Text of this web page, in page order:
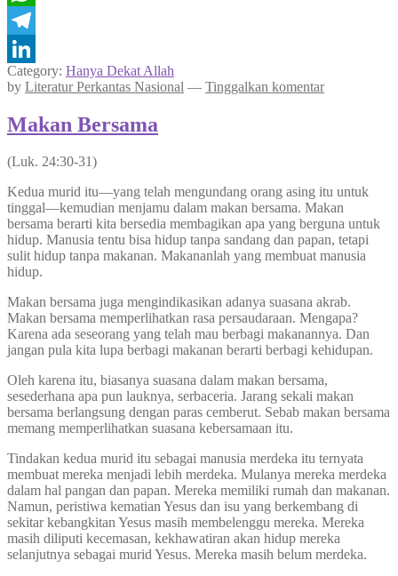
WhatsApp
Telegram
LinkedIn
Category: Hanya Dekat Allah
by Literatur Perkantas Nasional — Tinggalkan komentar
Makan Bersama
(Luk. 24:30-31)
Kedua murid itu—yang telah mengundang orang asing itu untuk
tinggal—kemudian menjamu dalam makan bersama. Makan
bersama berarti kita bersedia membagikan apa yang berguna untuk
hidup. Manusia tentu bisa hidup tanpa sandang dan papan, tetapi
sulit hidup tanpa makanan. Makananlah yang membuat manusia
hidup.
Makan bersama juga mengindikasikan adanya suasana akrab.
Makan bersama memperlihatkan rasa persaudaraan. Mengapa?
Karena ada seseorang yang telah mau berbagi makanannya. Dan
jangan pula kita lupa berbagi makanan berarti berbagi kehidupan.
Oleh karena itu, biasanya suasana dalam makan bersama,
sesederhana apa pun lauknya, serbaceria. Jarang sekali makan
bersama berlangsung dengan paras cemberut. Sebab makan bersama
memang memperlihatkan suasana kebersamaan itu.
Tindakan kedua murid itu sebagai manusia merdeka itu ternyata
membuat mereka menjadi lebih merdeka. Mulanya mereka merdeka
dalam hal pangan dan papan. Mereka memiliki rumah dan makanan.
Namun, peristiwa kematian Yesus dan isu yang berkembang di
sekitar kebangkitan Yesus masih membelenggu mereka. Mereka
masih diliputi kecemasan, kekhawatiran akan hidup mereka
selanjutnya sebagai murid Yesus. Mereka masih belum merdeka.